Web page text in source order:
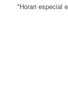
*Horari especial